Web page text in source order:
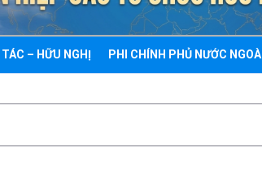
– HỮU NGHỊ PHI CHÍNH PHỦ NƯỚC NGOÀI